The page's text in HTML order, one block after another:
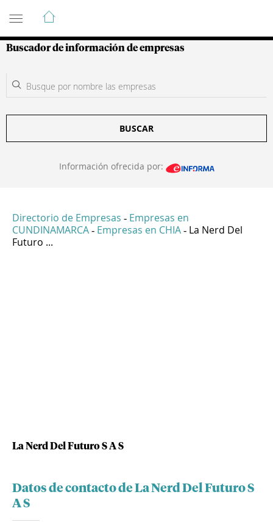
Guía de Empresas Colombianas
Buscador de información de empresas
BUSCAR
Información ofrecida por:
Directorio de Empresas - Empresas en
CUNDINAMARCA - Empresas en CHIA - La Nerd Del
Futuro ...
La Nerd Del Futuro S A S
Datos de contacto de La Nerd Del Futuro S
A S